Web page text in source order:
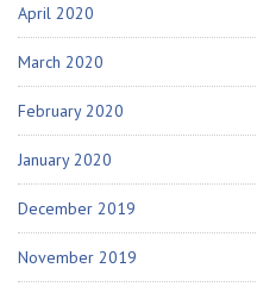
April 2020
March 2020
February 2020
January 2020
December 2019
November 2019